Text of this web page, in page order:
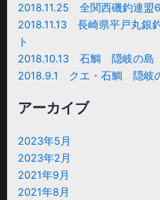
2018.11.25 全関西磯釣連盟
2018.11.13 長崎県平戸丸銀
ト
2018.10.13 石鯛 隠岐の
2018.9.1 クエ・石鯛 隠
アーカイブ
2023年5月
2023年2月
2021年9月
2021年8月